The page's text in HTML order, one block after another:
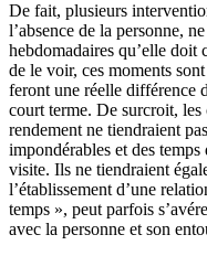
De fait, plusieurs
l’absence de la personne,
hebdomadaires qu’elle doit
de le voir, ces moments
feront une réelle différence
court terme. De surcroit,
rendement ne tiendraient
impondérables et des temps
visite. Ils ne tiendraient
l’établissement d’une
temps », peut parfois
avec la personne et son